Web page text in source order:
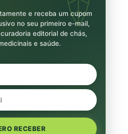
e receba um cupom
no seu primeiro e-mail,
editorial de chás,
e saúde.
RECEBER